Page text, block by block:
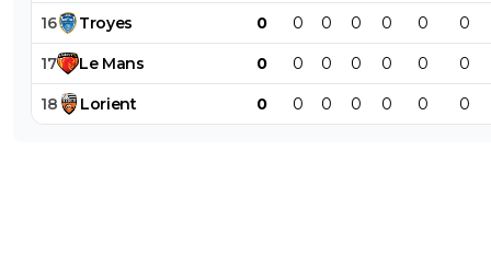
16 Troyes 0 0 0 0 0 0 0
17 Le Mans 0 0 0 0 0 0 0
18 Lorient 0 0 0 0 0 0 0